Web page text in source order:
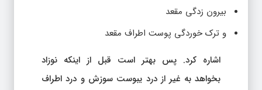
بیرون زدگی مقعد
و ترک خوردگی پوست اطراف مقعد
اشاره کرد. پس بهتر است قبل از اینکه نوزاد
بخواهد به غیر از درد یبوست سوزش و درد اطراف